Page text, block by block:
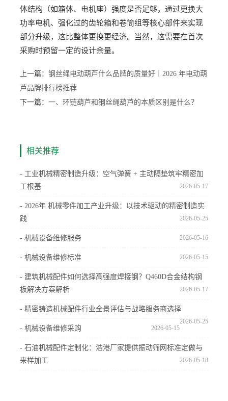
体结构（如箱体、电机座）强度是否足够，通过更换大
功率电机、强化过的齿轮箱和卷筒组等核心部件来实现
部分升级，这比整体更换更经济。当然，这需要在首次
采购时预留一定的设计余量。
上一篇： 钢丝绳电动葫芦什么品牌的质量好｜2026 年电动葫
芦品牌排行榜推荐
下一篇： 一、环链葫芦和钢丝绳葫芦的本质区别是什么？
相关推荐
- 工业机械精密制造升级：空气弹簧 + 主动隔垫筑牢精密加
工根基
2026-05-17
- 2026年 机械零件加工产业升级：以技术驱动的精密制造实
践
2026-05-25
- 机械设备维修服务 2026-05-16
- 机械设备维修标准 2026-05-15
- 建筑机械配件如何选择高强度焊接钢？Q460D合金结构钢
板解决方案解析
2026-05-17
- 精密铸造机械配件行业全景评估与战略服务商选择
2026-05-25
- 机械设备维修采购 2026-05-15
- 石油机械配件定制化：浩港厂家提供振动筛网标准定做与
来样加工
2026-05-18